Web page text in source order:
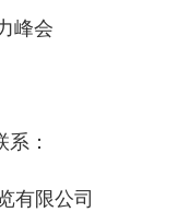
峰会
：
有限公司